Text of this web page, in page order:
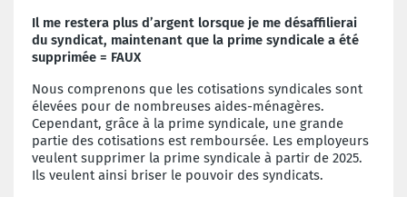
Il me restera plus d’argent lorsque je me désaffilierai
du syndicat, maintenant que la prime syndicale a été
supprimée = FAUX
Nous comprenons que les cotisations syndicales sont
élevées pour de nombreuses aides-ménagères.
Cependant, grâce à la prime syndicale, une grande
partie des cotisations est remboursée. Les employeurs
veulent supprimer la prime syndicale à partir de 2025.
Ils veulent ainsi briser le pouvoir des syndicats.